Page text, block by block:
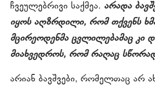
ჩვეულებრივი საქმეა. არადა
იყოს აღზრდილი, რომ თქვენს
მცირეოდენმა ცვლილებამაც კი
მიახვედროს, რომ რაღაც
არიან ბავშვები, რომელთაც არ